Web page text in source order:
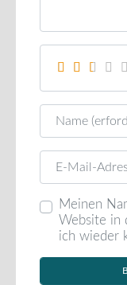
Name
E-Mail
Meinen
Website in
ich wieder